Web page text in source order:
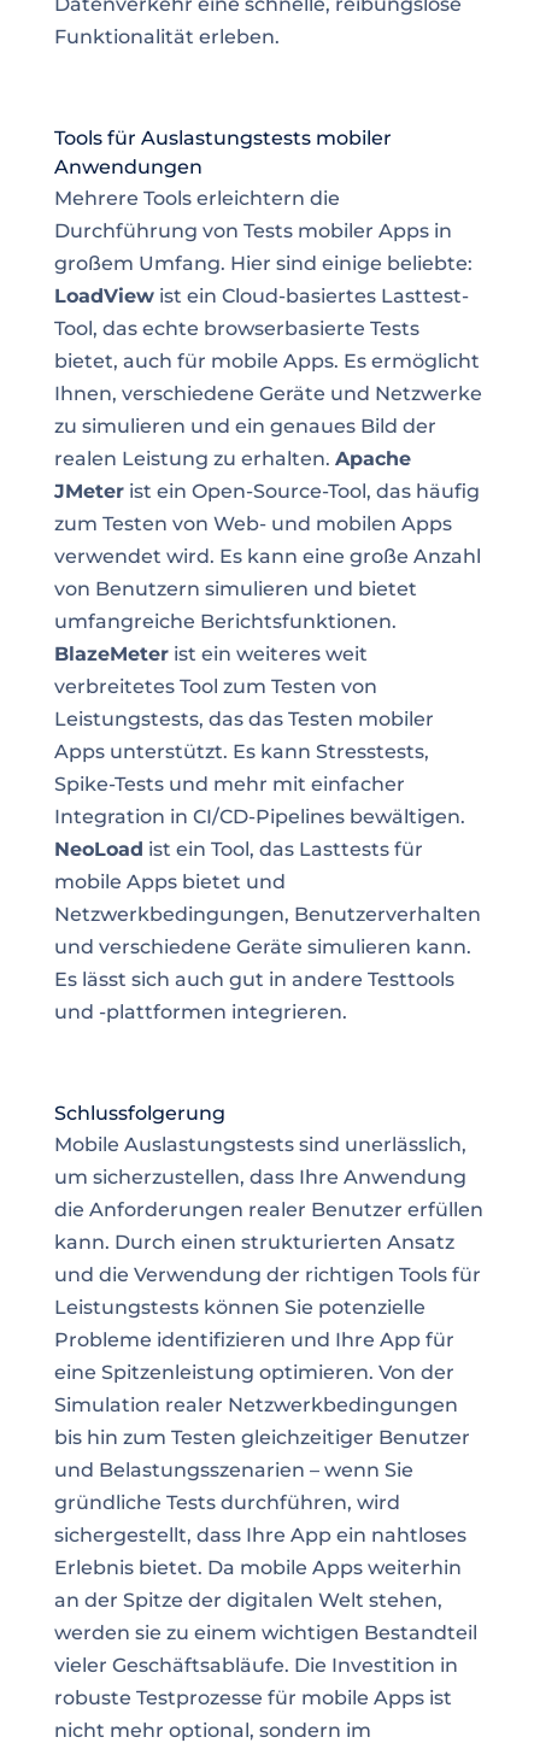
Funktionalität erleben.
Tools für Auslastungstests mobiler
Anwendungen
Mehrere Tools erleichtern die
Durchführung von Tests mobiler Apps in
großem Umfang. Hier sind einige beliebte:
LoadViewist ein Cloud-basiertes Lasttest-
Tool, das echte browserbasierte Tests
bietet, auch für mobile Apps. Es ermöglicht
Ihnen, verschiedene Geräte und Netzwerke
zu simulieren und ein genaues Bild der
realen Leistung zu erhalten. Apache
JMeterist ein Open-Source-Tool, das häufig
zum Testen von Web- und mobilen Apps
verwendet wird. Es kann eine große Anzahl
von Benutzern simulieren und bietet
umfangreiche Berichtsfunktionen.
BlazeMeterist ein weiteres weit
verbreitetes Tool zum Testen von
Leistungstests, das das Testen mobiler
Apps unterstützt. Es kann Stresstests,
Spike-Tests und mehr mit einfacher
Integration in CI/CD-Pipelines bewältigen.
NeoLoad ist ein Tool, das Lasttests für
mobile Apps bietet und
Netzwerkbedingungen, Benutzerverhalten
und verschiedene Geräte simulieren kann.
Es lässt sich auch gut in andere Testtools
und -plattformen integrieren.
Schlussfolgerung
Mobile Auslastungstests sind unerlässlich,
um sicherzustellen, dass Ihre Anwendung
die Anforderungen realer Benutzer erfüllen
kann. Durch einen strukturierten Ansatz
und die Verwendung der richtigen Tools für
Leistungstests können Sie potenzielle
Probleme identifizieren und Ihre App für
eine Spitzenleistung optimieren. Von der
Simulation realer Netzwerkbedingungen
bis hin zum Testen gleichzeitiger Benutzer
und Belastungsszenarien – wenn Sie
gründliche Tests durchführen, wird
sichergestellt, dass Ihre App ein nahtloses
Erlebnis bietet. Da mobile Apps weiterhin
an der Spitze der digitalen Welt stehen,
werden sie zu einem wichtigen Bestandteil
vieler Geschäftsabläufe. Die Investition in
robuste Testprozesse für mobile Apps ist
nicht mehr optional, sondern im